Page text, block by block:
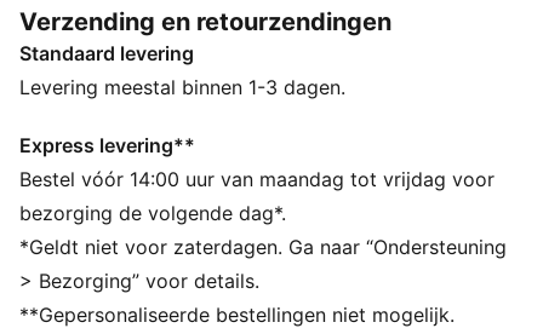
de straat, en combineert daarmee motorsportenergie
met een sierlijk randje. Ga ook voor deze ingetogen
trend met de nieuwste versie en vind het paar dat bij
DETAILS
Breedte: Normaal
Type neus: Rond
Sluiting: Veters
Type hak: Plat
Geborduurde PUMA Cat
Verzending en retourzendingen
Standaard levering
Levering meestal binnen 1-3 dagen.
Express levering**
Bestel vóór 14:00 uur van maandag tot vrijdag voor
bezorging de volgende dag*.
*Geldt niet voor zaterdagen. Ga naar “Ondersteuning
> Bezorging” voor details.
**Gepersonaliseerde bestellingen niet mogelijk.